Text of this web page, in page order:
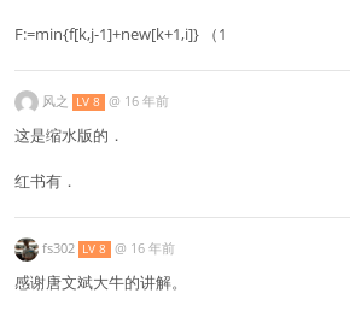
F:=min{f[k,j-1]+new[k+1,i]} （1
风之 LV 8 @ 16 年前
这是缩水版的．
红书有．
fs302 LV 8 @ 16 年前
感谢唐文斌大牛的讲解。